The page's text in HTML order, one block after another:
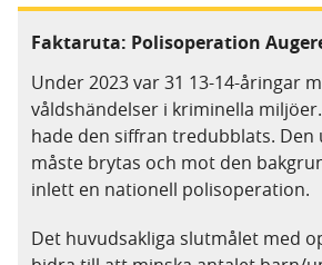
Faktaruta: Polisoperation
Under 2023 var 31 13-14-åringar
våldshändelser i kriminella
hade den siffran tredubblats. Den
måste brytas och mot den
inlett en nationell polisoperation.
Det huvudsakliga slutmålet med